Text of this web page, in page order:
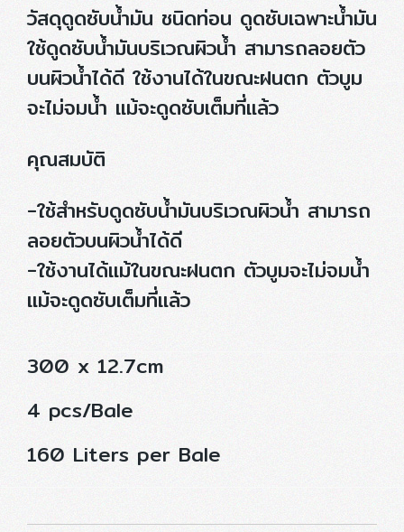
วัสดุดูดซับน้ำมัน ชนิดท่อน ดูดซับเฉพาะน้ำมัน
ใช้ดูดซับน้ำมันบริเวณผิวน้ำ สามารถลอยตัว
บนผิวน้ำได้ดี ใช้งานได้ในขณะฝนตก ตัวบูม
จะไม่จมน้ำ แม้จะดูดซับเต็มที่แล้ว
คุณสมบัติ
-ใช้สำหรับดูดซับน้ำมันบริเวณผิวน้ำ สามารถ
ลอยตัวบนผิวน้ำได้ดี
-ใช้งานได้แม้ในขณะฝนตก ตัวบูมจะไม่จมน้ำ
แม้จะดูดซับเต็มที่แล้ว
300 x 12.7cm
4 pcs/Bale
160 Liters per Bale